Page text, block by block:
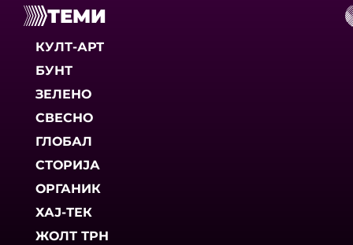
ТЕМИ
КУЛТ-АРТ
БУНТ
ЗЕЛЕНО
СВЕСНО
ГЛОБАЛ
СТОРИЈА
ОРГАНИК
ХАЈ-ТЕК
ЖОЛТ ТРН